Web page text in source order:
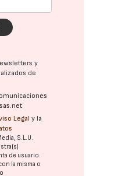
y
de
Legal y la
S.L.U.
de usuario.
la misma o